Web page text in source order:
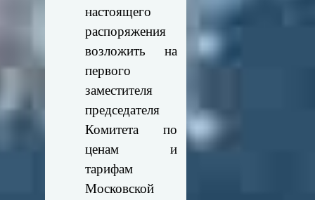
настоящего
распоряжения
возложить на
первого
заместителя
председателя
Комитета по
ценам и
тарифам
Московской